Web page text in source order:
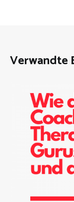
Verwandte